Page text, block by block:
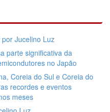
Jucelino Luz
parte significativa da
no Japão
Coreia do Sul e Coreia do
recordes e eventos
meses